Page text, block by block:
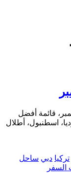
قائمة أفضل
اسطنبول، أطلال
تركيا دبي ساحل
السفر